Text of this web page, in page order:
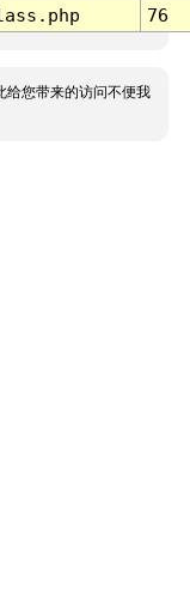
76
给您带来的访问不便我